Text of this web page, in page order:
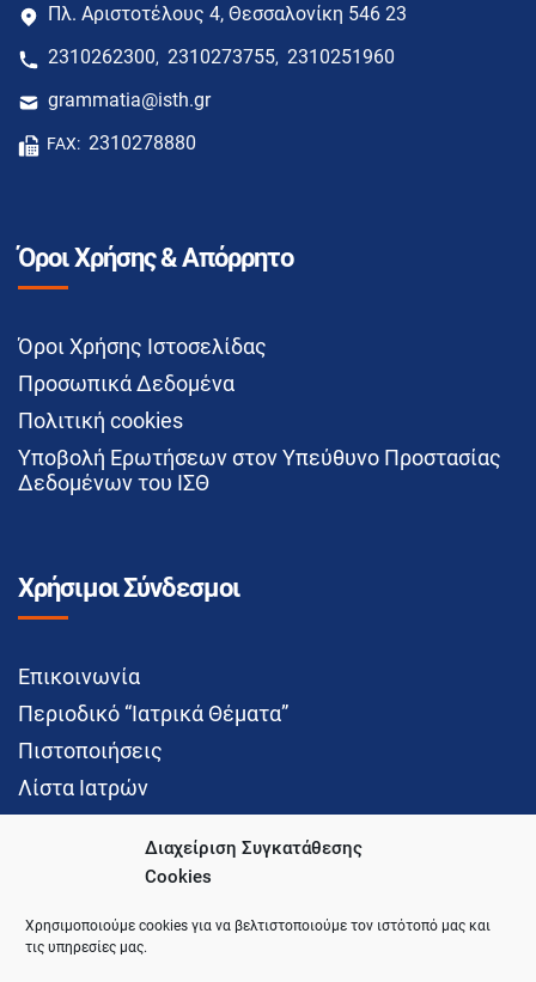
Διαχείριση Συγκατάθεσης
Cookies
Χρησιμοποιούμε cookies για να βελτιστοποιούμε τον ιστότοπό μας και
τις υπηρεσίες μας.
Πλ. Αριστοτέλους 4, Θεσσαλονίκη 546 23
2310262300, 2310273755, 2310251960
grammatia@isth.gr
FAX: 2310278880
Όροι Χρήσης & Απόρρητο
Όροι Χρήσης Ιστοσελίδας
Προσωπικά Δεδομένα
Πολιτική cookies
Υποβολή Ερωτήσεων στον Υπεύθυνο Προστασίας
Δεδομένων του ΙΣΘ
Χρήσιμοι Σύνδεσμοι
Επικοινωνία
Περιοδικό “Ιατρικά Θέματα”
Πιστοποιήσεις
Λίστα Ιατρών
Social Media